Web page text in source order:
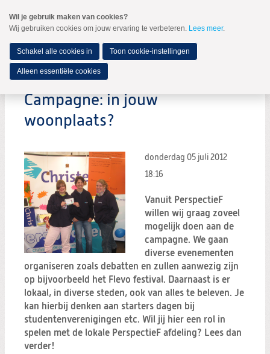
naar
Spring
de
inhoud
Spring
naar
hoofdmenu
MENU
Zoeken:
Zoeken
Campagne: in jouw
woonplaats?
donderdag 05 juli 2012
18:16
Vanuit PerspectieF
willen wij graag zoveel
mogelijk doen aan de
campagne. We gaan
diverse evenementen
organiseren zoals debatten en zullen aanwezig zijn
op bijvoorbeeld het Flevo festival. Daarnaast is er
lokaal, in diverse steden, ook van alles te beleven. Je
kan hierbij denken aan starters dagen bij
studentenverenigingen etc. Wil jij hier een rol in
spelen met de lokale PerspectieF afdeling? Lees dan
verder!
Wil je gebruik maken van cookies?
Wij gebruiken cookies om jouw ervaring te verbeteren. Lees meer.
Schakel alle cookies in Toon cookie-instellingen
Alleen essentiële cookies